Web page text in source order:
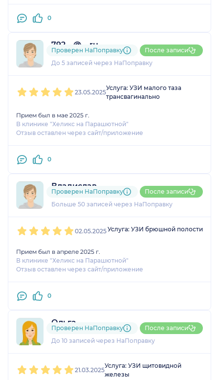
0
792....@....ru
1 оценка
До 5 записей через НаПоправку
Проверен НаПоправку После записи
23.05.2025
Услуга: УЗИ малого таза
трансвагинально
Прием был в мае 2025 г.
В клинике "Хеликс на Парашютной"
Отзыв оставлен через сайт/приложение
0
Владислав
5 отзывов и4 оценки
Больше 50 записей через НаПоправку
Проверен НаПоправку После записи
02.05.2025Услуга: УЗИ брюшной полости
Прием был в апреле 2025 г.
В клинике "Хеликс на Парашютной"
Отзыв оставлен через сайт/приложение
0
Ольга
3 оценки
До 10 записей через НаПоправку
Проверен НаПоправку После записи
21.03.2025
Услуга: УЗИ щитовидной
железы